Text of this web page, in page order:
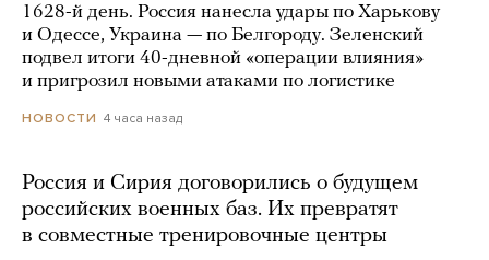
1628-й день. Россия нанесла удары по Харькову
и Одессе, Украина — по Белгороду. Зеленский
подвел итоги 40-дневной «операции влияния»
и пригрозил новыми атаками по логистике
НОВОСТИ 4 часа назад
Россия и Сирия договорились о будущем
российских военных баз. Их превратят
в совместные тренировочные центры